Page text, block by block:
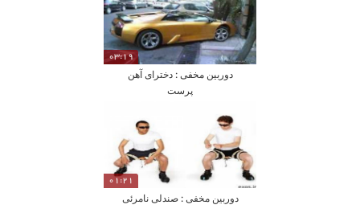
03:19
دوربین مخفی : دخترای آهن
پرست
01:21
دوربین مخفی : صندلی نامرئی